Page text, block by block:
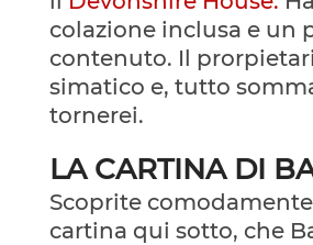
colazione inclusa e un
contenuto. Il
simatico e, tutto
tornerei.
LA CARTINA DI
Scoprite
cartina qui sotto, che